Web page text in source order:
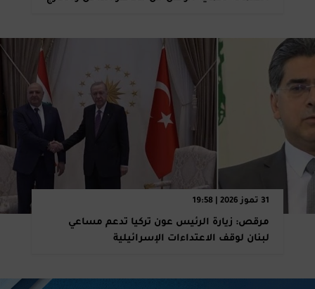
31 تموز 2026 | 19:58
مرقص: زيارة الرئيس عون تركيا تدعم مساعي
لبنان لوقف الاعتداءات الإسرائيلية